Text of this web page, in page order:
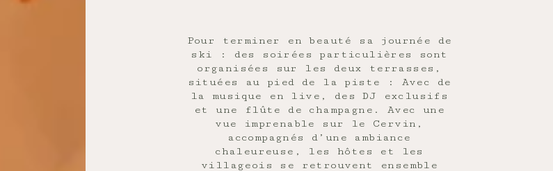
Pour terminer en beauté sa journée de
ski : des soirées particulières sont
organisées sur les deux terrasses,
situées au pied de la piste : Avec de
la musique en live, des DJ exclusifs
et une flûte de champagne. Avec une
vue imprenable sur le Cervin,
accompagnés d’une ambiance
chaleureuse, les hôtes et les
villageois se retrouvent ensemble